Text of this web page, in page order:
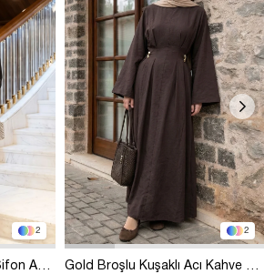
2
Kolları Taşlı Pullu Siyah Şifon Abiye
2
Gold Broşlu Kuşaklı Acı Kahve Modal Elbise